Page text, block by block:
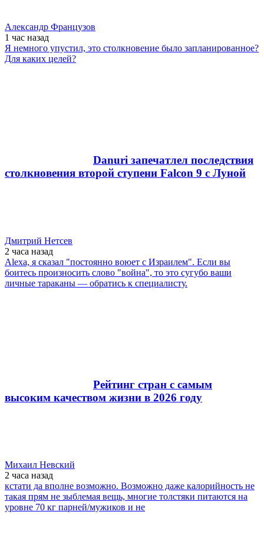
Александр Французов
1 час назад
Я немного упустил, это столкновение было запланированное?
Для каких целей?
Danuri запечатлел последствия
столкновения второй ступени Falcon 9 с Луной
Дмитрий Нетсев
2 часа назад
Alexa, я сказал "постоянно воюет с Израилем". Если вы
боитесь произносить слово "война", то это сугубо ваши
личные тараканы — обратись к специалисту.
Рейтинг стран с самым
высоким качеством жизни в 2026 году
Михаил Невский
2 часа назад
кстати да вполне возможно. Возможно даже калорийность не
такая прям не зыблемая вещь, многие толстяки питаются на
уровне 70 кг парней/мужиков и не